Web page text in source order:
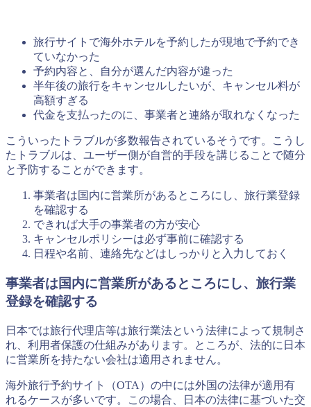
旅行サイトで海外ホテルを予約したが現地で予約でき
ていなかった
予約内容と、自分が選んだ内容が違った
半年後の旅行をキャンセルしたいが、キャンセル料が
高額すぎる
代金を支払ったのに、事業者と連絡が取れなくなった
こういったトラブルが多数報告されているそうです。こうし
たトラブルは、ユーザー側が自営的手段を講じることで随分
と予防することができます。
事業者は国内に営業所があるところにし、旅行業登録
を確認する
できれば大手の事業者の方が安心
キャンセルポリシーは必ず事前に確認する
日程や名前、連絡先などはしっかりと入力しておく
事業者は国内に営業所があるところにし、旅行業
登録を確認する
日本では旅行代理店等は旅行業法という法律によって規制さ
れ、利用者保護の仕組みがあります。ところが、法的に日本
に営業所を持たない会社は適用されません。
海外旅行予約サイト（OTA）の中には外国の法律が適用有
れるケースが多いです。この場合、日本の法律に基づいた交